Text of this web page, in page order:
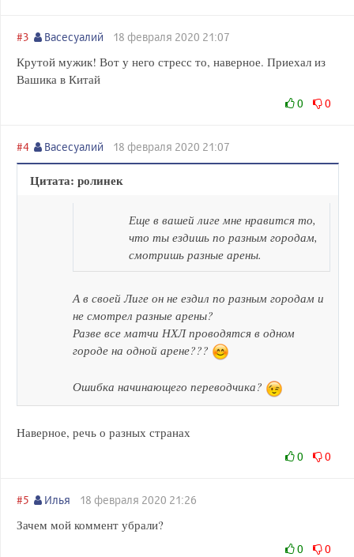
#3 Васесуалий 18 февраля 2020 21:07
Крутой мужик! Вот у него стресс то, наверное. Приехал из
Вашика в Китай
0 0
#4 Васесуалий 18 февраля 2020 21:07
Цитата: ролинек
Еще в вашей лиге мне нравится то,
что ты ездишь по разным городам,
смотришь разные арены.
А в своей Лиге он не ездил по разным городам и
не смотрел разные арены?
Разве все матчи НХЛ проводятся в одном
городе на одной арене???
Ошибка начинающего переводчика?
Наверное, речь о разных странах
0 0
#5 Илья 18 февраля 2020 21:26
Зачем мой коммент убрали?
0 0